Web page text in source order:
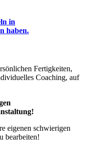
in
haben.
Fertigkeiten,
Coaching, auf
eigenen schwierigen
bearbeiten!